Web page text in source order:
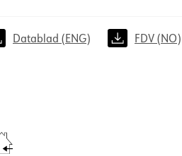
Datablad (ENG) FDV (NO)